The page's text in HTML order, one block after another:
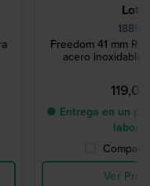
Freedom 41 mm
acero inoxidable
● Entrega en un
Ver